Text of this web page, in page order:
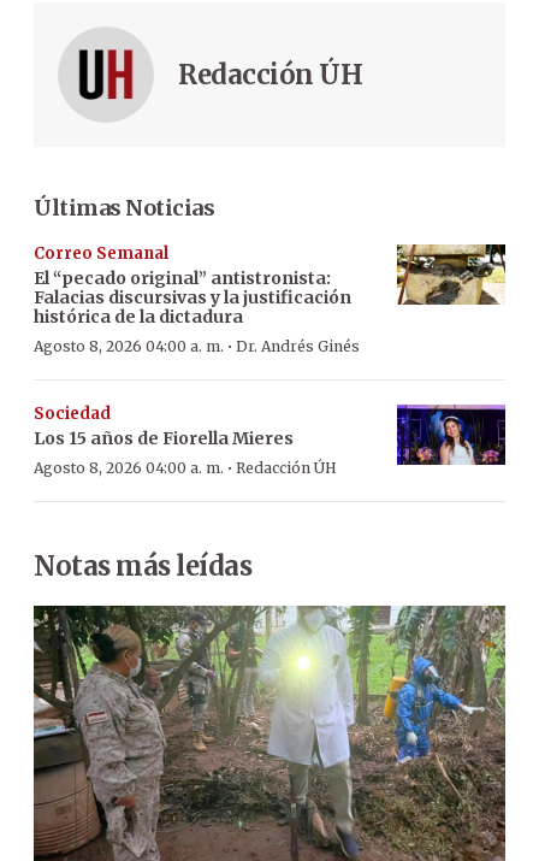
Redacción ÚH
Últimas Noticias
Correo Semanal
El “pecado original” antistronista:
Falacias discursivas y la justificación
histórica de la dictadura
Agosto 8, 2026 04:00 a. m. · Dr. Andrés Ginés
Sociedad
Los 15 años de Fiorella Mieres
Agosto 8, 2026 04:00 a. m. · Redacción ÚH
Notas más leídas